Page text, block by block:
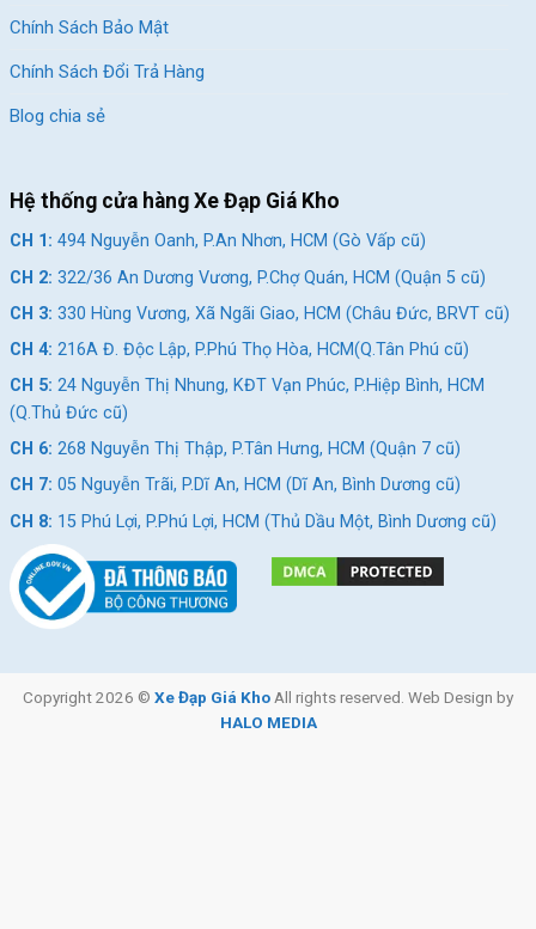
Chính Sách Bảo Mật
Chính Sách Đổi Trả Hàng
Blog chia sẻ
Hệ thống cửa hàng Xe Đạp Giá Kho
CH 1: 494 Nguyễn Oanh, P.An Nhơn, HCM (Gò Vấp cũ)
CH 2: 322/36 An Dương Vương, P.Chợ Quán, HCM (Quận 5 cũ)
CH 3: 330 Hùng Vương, Xã Ngãi Giao, HCM (Châu Đức, BRVT cũ)
CH 4: 216A Đ. Độc Lập, P.Phú Thọ Hòa, HCM(Q.Tân Phú cũ)
CH 5: 24 Nguyễn Thị Nhung, KĐT Vạn Phúc, P.Hiệp Bình, HCM
(Q.Thủ Đức cũ)
CH 6: 268 Nguyễn Thị Thập, P.Tân Hưng, HCM (Quận 7 cũ)
CH 7: 05 Nguyễn Trãi, P.Dĩ An, HCM (Dĩ An, Bình Dương cũ)
CH 8: 15 Phú Lợi, P.Phú Lợi, HCM (Thủ Dầu Một, Bình Dương cũ)
Copyright 2026 © Xe Đạp Giá Kho All rights reserved. Web Design by
HALO MEDIA